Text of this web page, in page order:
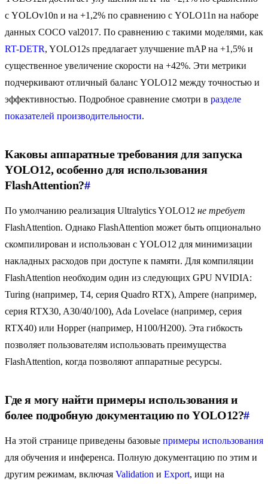
с YOLOv10n и на +1,2% по сравнению с YOLO11n на наборе
данных COCO val2017. По сравнению с такими моделями, как
RT-DETR, YOLO12s предлагает улучшение mAP на +1,5% и
существенное увеличение скорости на +42%. Эти метрики
подчеркивают отличный баланс YOLO12 между точностью и
эффективностью. Подробное сравнение смотри в разделе
показателей производительности.
Каковы аппаратные требования для запуска
YOLO12, особенно для использования
FlashAttention?#
По умолчанию реализация Ultralytics YOLO12 не требует
FlashAttention. Однако FlashAttention может быть опционально
скомпилирован и использован с YOLO12 для минимизации
накладных расходов при доступе к памяти. Для компиляции
FlashAttention необходим один из следующих GPU NVIDIA:
Turing (например, T4, серия Quadro RTX), Ampere (например,
серия RTX30, A30/40/100), Ada Lovelace (например, серия
RTX40) или Hopper (например, H100/H200). Эта гибкость
позволяет пользователям использовать преимущества
FlashAttention, когда позволяют аппаратные ресурсы.
Где я могу найти примеры использования и
более подробную документацию по YOLO12?#
На этой странице приведены базовые примеры использования
для обучения и инференса. Полную документацию по этим и
другим режимам, включая Validation и Export, ищи на